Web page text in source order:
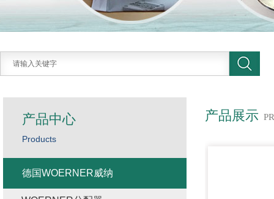
产品展示
产品中心
Products
德国WOERNER威纳